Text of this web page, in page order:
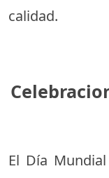
calidad.
El Día